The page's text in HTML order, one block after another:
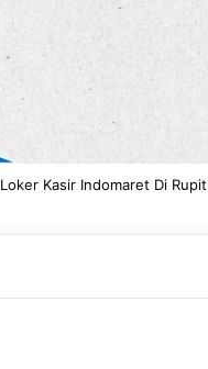
Loker Kasir Indomaret Di Rupit